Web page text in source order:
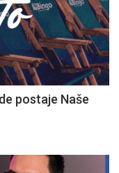
postaje Naše